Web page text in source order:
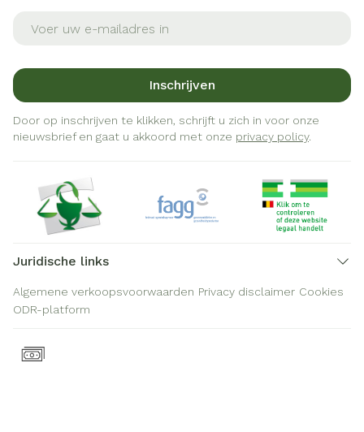
Inschrijven
Door op inschrijven te klikken, schrijft u zich in voor onze
nieuwsbrief en gaat u akkoord met onze privacy policy.
Juridische links
Algemene verkoopsvoorwaarden Privacy disclaimer Cookies
ODR-platform